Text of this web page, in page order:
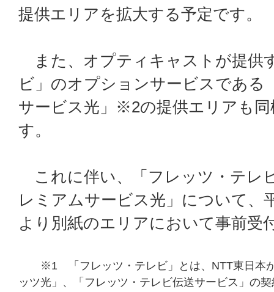
提供エリアを拡大する予定です。
また、オプティキャストが提供
ビ」のオプションサービスである
サービス光」※2の提供エリアも
す。
これに伴い、「フレッツ・テレ
レミアムサービス光」について、
より別紙のエリアにおいて事前受
※1 「フレッツ・テレビ」とは、NTT東日本が
ッツ光」、「フレッツ・テレビ伝送サービス」の